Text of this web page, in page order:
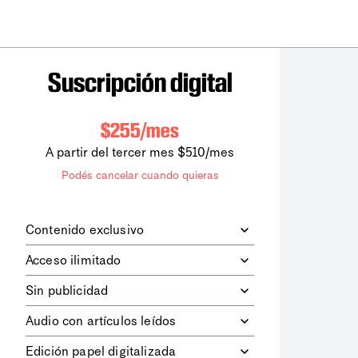
Suscripción digital
$255/mes
A partir del tercer mes $510/mes
Podés cancelar cuando quieras
Contenido exclusivo
digitales dela diaria
los contenidos de Le Monde
diplomatique.
Acceso ilimitado
contenidos.
Sin publicidad
publicitarios.
Audio con artículos leídos
Edición papel digitalizada